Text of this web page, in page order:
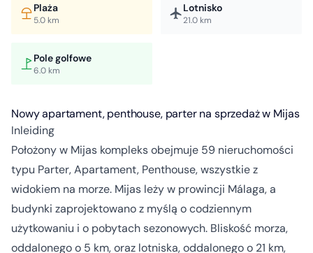
Plaża
5.0 km
Lotnisko
21.0 km
Pole golfowe
6.0 km
Nowy apartament, penthouse, parter na sprzedaż w Mijas
Inleiding
Położony w Mijas kompleks obejmuje 59 nieruchomości
typu Parter, Apartament, Penthouse, wszystkie z
widokiem na morze. Mijas leży w prowincji Málaga, a
budynki zaprojektowano z myślą o codziennym
użytkowaniu i o pobytach sezonowych. Bliskość morza,
oddalonego o 5 km, oraz lotniska, oddalonego o 21 km,